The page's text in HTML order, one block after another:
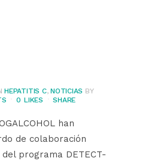
HEPATITIS C,NOTICIAS BY
0 LIKES SHARE
han
de colaboración
programa DETECT-